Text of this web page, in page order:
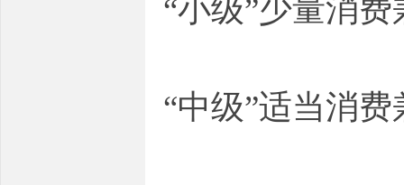
“小级”少量消
“中级”适当消